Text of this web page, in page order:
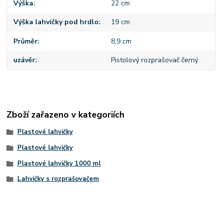
Výška 22 cm
Výška lahvičky pod hrdlo 19 cm
Průměr 8,9 cm
uzávěr Pistolový rozprašovač černý
Zboží zařazeno v kategoriích
Plastové lahvičky
Plastové lahvičky
Plastové lahvičky 1000 ml
Lahvičky s rozprašovačem